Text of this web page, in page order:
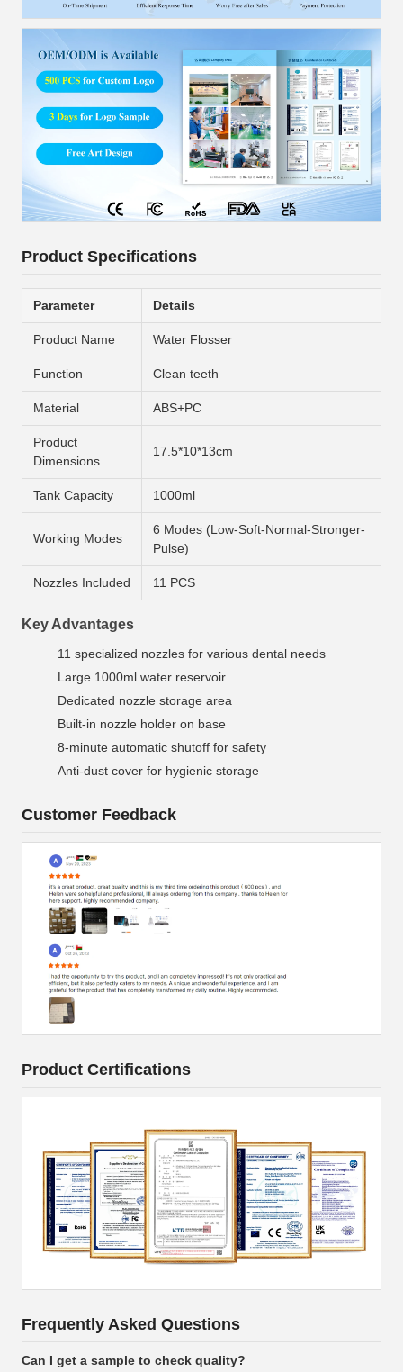
Product Specifications
Parameter Details
Product Name Water Flosser
Function Clean teeth
Material ABS+PC
Product
Dimensions
17.5*10*13cm
Tank Capacity 1000ml
Working Modes
6 Modes (Low-Soft-Normal-Stronger-
Pulse)
Nozzles Included 11 PCS
Key Advantages
11 specialized nozzles for various dental needs
Large 1000ml water reservoir
Dedicated nozzle storage area
Built-in nozzle holder on base
8-minute automatic shutoff for safety
Anti-dust cover for hygienic storage
Customer Feedback
Product Certifications
Frequently Asked Questions
Can I get a sample to check quality?